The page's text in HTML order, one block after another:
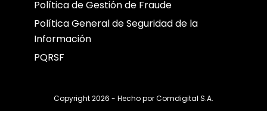
Política de Gestión de Fraude
Política General de Seguridad de la
Información
PQRSF
Copyright 2026 - Hecho porComdigital S.A.